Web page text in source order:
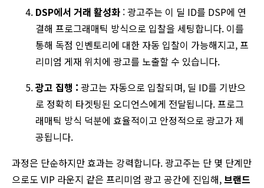
DSP에서 거래 활성화 : 광고주는 이 딜 ID를 DSP에 연
결해 프로그래매틱 방식으로 입찰을 세팅합니다. 이를
통해 독점 인벤토리에 대한 자동 입찰이 가능해지고, 프
리미엄 게재 위치에 광고를 노출할 수 있습니다.
광고 집행 : 광고는 자동으로 입찰되며, 딜 ID를 기반으
로 정확히 타겟팅된 오디언스에게 전달됩니다. 프로그
래매틱 방식 덕분에 효율적이고 안정적으로 광고가 제
공됩니다.
과정은 단순하지만 효과는 강력합니다. 광고주는 단 몇 단계만
으로도 VIP 라운지 같은 프리미엄 광고 공간에 진입해,브랜드